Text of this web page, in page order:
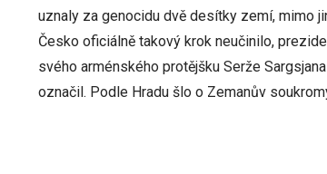
uznaly za genocidu dvě desítky zemí, mimo
Česko oficiálně takový krok neučinilo,
svého arménského protějšku Serže
označil. Podle Hradu šlo o Zemanův